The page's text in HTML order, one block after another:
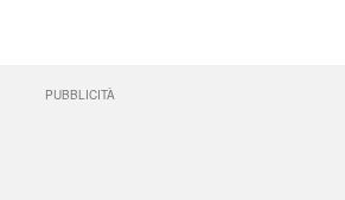
PUBBLICITÀ